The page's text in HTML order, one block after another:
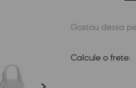
Calcule o frete: